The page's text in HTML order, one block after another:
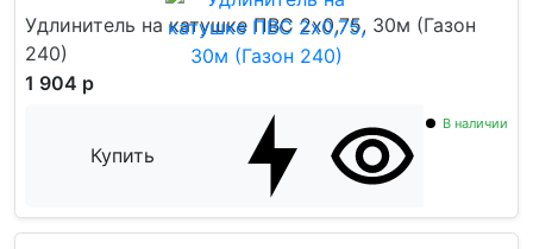
Удлинитель на катушке ПВС 2x0,75, 30м (Газон
240)
1 904 р
Купить
В наличии